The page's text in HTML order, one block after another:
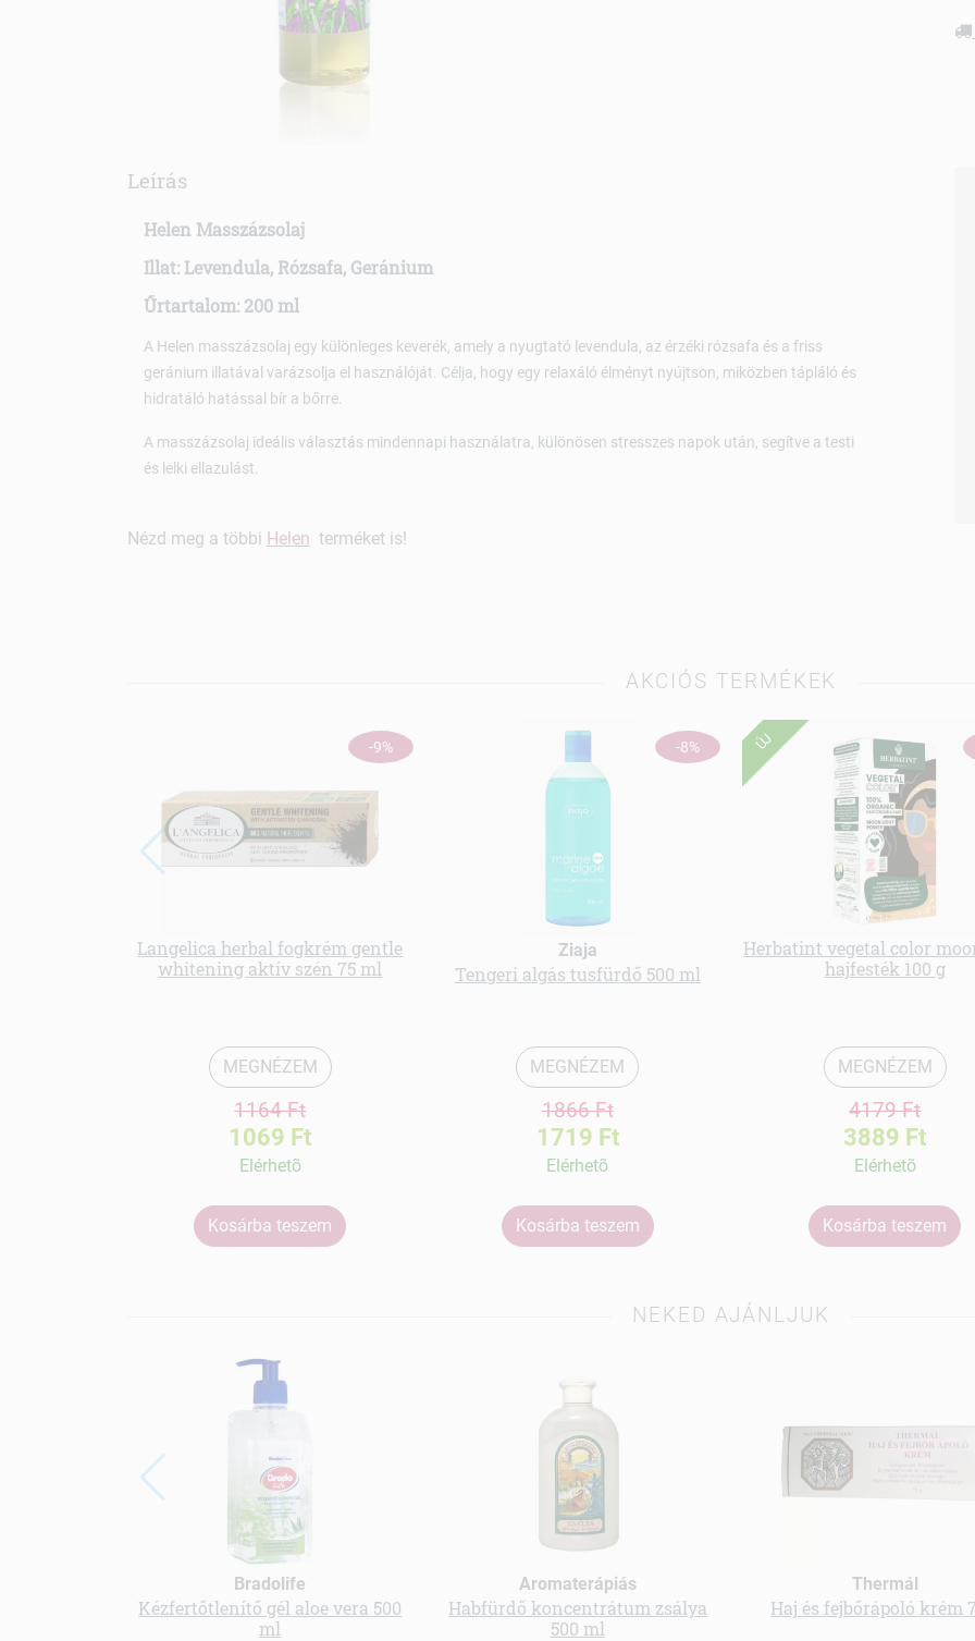
Leírás
Helen Masszázsolaj
Illat: Levendula, Rózsafa, Geránium
Űrtartalom: 200 ml
A Helen masszázsolaj egy különleges keverék, amely a nyugtató levendula, az érzéki rózsafa és a friss
geránium illatával varázsolja el használóját. Célja, hogy egy relaxáló élményt nyújtson, miközben tápláló és
hidratáló hatással bír a bőrre.
A masszázsolaj ideális választás mindennapi használatra, különösen stresszes napok után, segítve a testi
és lelki ellazulást.
Nézd meg a többi Helen terméket is!
AKCIÓS TERMÉKEK
-9%
Langelica herbal fogkrém gentle
whitening aktív szén 75 ml
MEGNÉZEM
1164 Ft
1069 Ft
Elérhetõ
Kosárba teszem
-8%
Ziaja
Tengeri algás tusfürdő 500 ml
MEGNÉZEM
1866 Ft
1719 Ft
Elérhetõ
Kosárba teszem
ÚJ
Herbatint vegetal color
hajfesték 100 g
MEGNÉZEM
4179 Ft
3889 Ft
Elérhetõ
Kosárba teszem
NEKED AJÁNLJUK
Bradolife
Kézfertőtlenítő gél aloe vera 500
ml
Aromaterápiás
Habfürdő koncentrátum zsálya
500 ml
Thermál
Haj és fejbőrápoló krém